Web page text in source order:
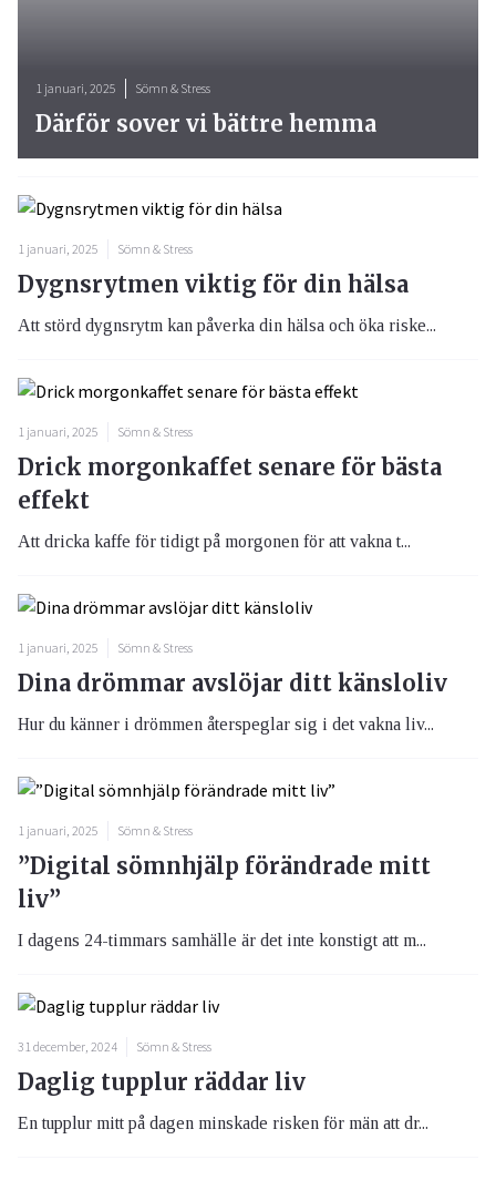
1 januari, 2025 Sömn & Stress
Därför sover vi bättre hemma
1 januari, 2025 Sömn & Stress
Dygnsrytmen viktig för din hälsa
Att störd dygnsrytm kan påverka din hälsa och öka riske...
1 januari, 2025 Sömn & Stress
Drick morgonkaffet senare för bästa
effekt
Att dricka kaffe för tidigt på morgonen för att vakna t...
1 januari, 2025 Sömn & Stress
Dina drömmar avslöjar ditt känsloliv
Hur du känner i drömmen återspeglar sig i det vakna liv...
1 januari, 2025 Sömn & Stress
”Digital sömnhjälp förändrade mitt
liv”
I dagens 24-timmars samhälle är det inte konstigt att m...
31 december, 2024 Sömn & Stress
Daglig tupplur räddar liv
En tupplur mitt på dagen minskade risken för män att dr...